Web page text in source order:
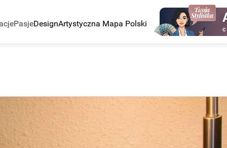
PasjeDesignArtystyczna Mapa Polski